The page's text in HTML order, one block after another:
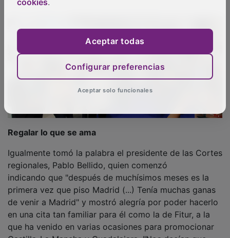
regionales, Pablo Bellido, quien comenzó
indicando que "después de muchísimos meses es la
primera vez que piso Madrid (...) Tenía muchas ganas
de venir a Madrid" y mostró alegría por poder hacerlo
en una cita tan familiar para él como la de Fitur, a la
que ha venido en varias ocasiones para promocionar
Castilla-La Mancha y Guadalajara. "Nos decían que
cookies.
Aceptar todas
Configurar preferencias
Aceptar solo funcionales